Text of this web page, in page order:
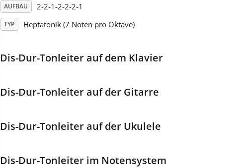
AUFBAU 2-2-1-2-2-2-1
TYP Heptatonik (7 Noten pro Oktave)
Dis-Dur-Tonleiter auf dem Klavier
Dis-Dur-Tonleiter auf der Gitarre
Dis-Dur-Tonleiter auf der Ukulele
Dis-Dur-Tonleiter im Notensystem